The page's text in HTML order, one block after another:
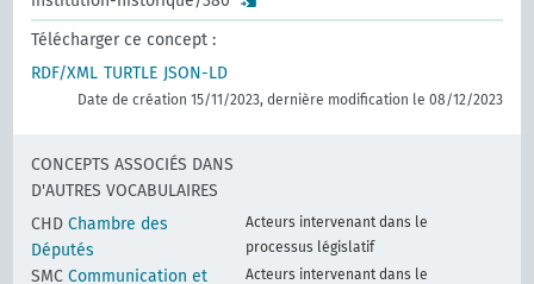
Télécharger ce concept :
RDF/XML TURTLE JSON-LD
Date de création 15/11/2023, dernière modification le 08/12/2023
CONCEPTS ASSOCIÉS DANS
D'AUTRES VOCABULAIRES
CHDChambre des
Députés
Acteurs intervenant dans le
processus législatif
SMCCommunication et Acteurs intervenant dans le